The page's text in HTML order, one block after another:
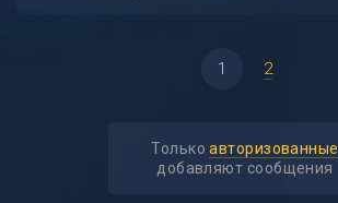
1 2
Толькоавторизованные
добавляют сообщения